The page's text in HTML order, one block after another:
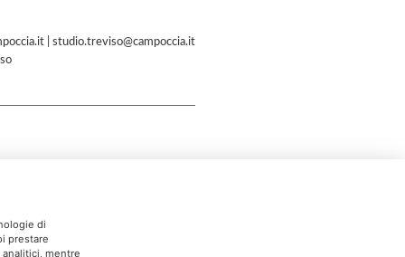
studio.treviso@campoccia.it
di
prestare
analitici, mentre